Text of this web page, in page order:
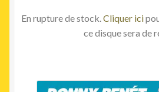
En rupture de stock.Cliquer ici
ce disque sera de